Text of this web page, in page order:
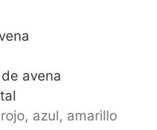
avena
rojo, azul, amarillo